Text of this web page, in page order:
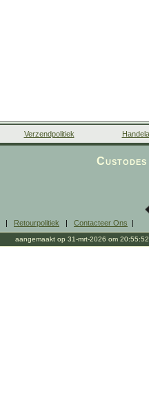
Verzendpolitiek
| Retourpolitiek | Contacteer Ons |
aangemaakt op 31-mrt-2026 om